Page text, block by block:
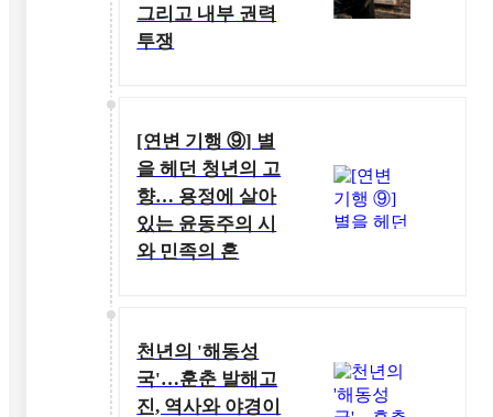
그리고 내부 권력
투쟁
[연변 기행 ⑨] 별
을 헤던 청년의 고
향… 용정에 살아
있는 윤동주의 시
와 민족의 혼
천년의 '해동성
국'…훈춘 발해고
진, 역사와 야경이